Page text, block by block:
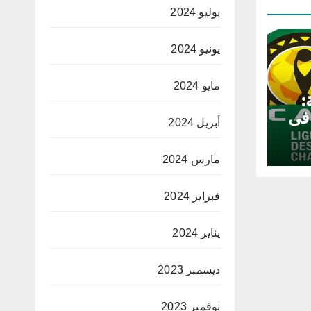
في
يوليو 2024
يونيو 2024
مايو 2024
أبريل 2024
مارس 2024
فبراير 2024
يناير 2024
ديسمبر 2023
نوفمبر 2023